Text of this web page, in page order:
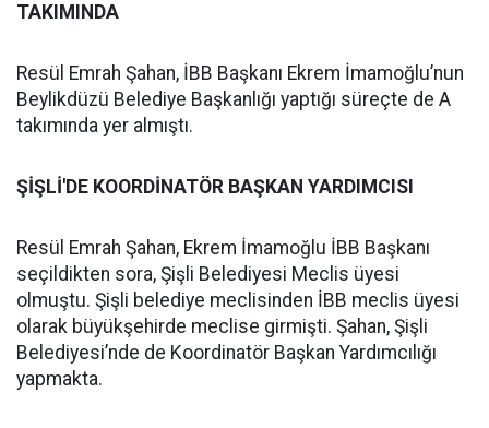
TAKIMINDA
Resül Emrah Şahan, İBB Başkanı Ekrem İmamoğlu’nun
Beylikdüzü Belediye Başkanlığı yaptığı süreçte de A
takımında yer almıştı.
ŞİŞLİ'DE KOORDİNATÖR BAŞKAN YARDIMCISI
Resül Emrah Şahan, Ekrem İmamoğlu İBB Başkanı
seçildikten sora, Şişli Belediyesi Meclis üyesi
olmuştu. Şişli belediye meclisinden İBB meclis üyesi
olarak büyükşehirde meclise girmişti. Şahan, Şişli
Belediyesi’nde de Koordinatör Başkan Yardımcılığı
yapmakta.